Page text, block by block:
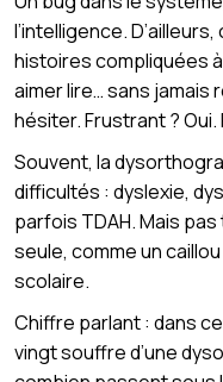
l’intelligence.
histoires compliquées à
aimer lire… sans jamais
hésiter. Frustrant ?
Souvent, la
difficultés : dyslexie,
parfois TDAH. Mais
seule, comme un
scolaire.
Chiffre parlant : dans
vingt souffre d’une